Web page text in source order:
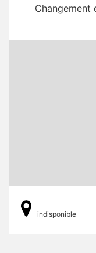
Changement
indisponible